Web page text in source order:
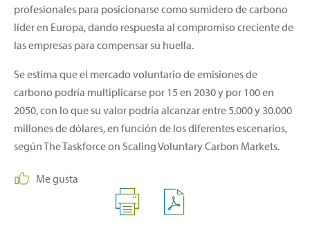
profesionales para posicionarse como sumidero de carbono
líder en Europa, dando respuesta al compromiso creciente de
las empresas para compensar su huella.
Se estima que el mercado voluntario de emisiones de
carbono podría multiplicarse por 15 en 2030 y por 100 en
2050, con lo que su valor podría alcanzar entre 5.000 y 30.000
millones de dólares, en función de los diferentes escenarios,
según The Taskforce on Scaling Voluntary Carbon Markets.
Me gusta